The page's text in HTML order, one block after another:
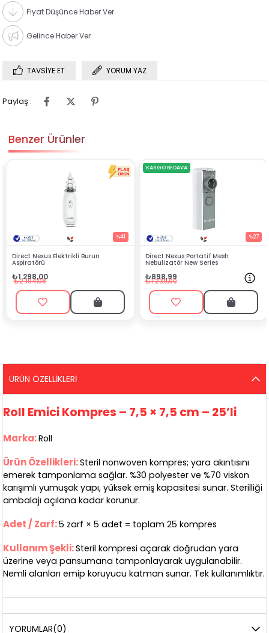
Fiyat Düşünce Haber Ver
Gelince Haber Ver
TAVSIYE ET YORUM YAZ
Paylaş :
Benzer Ürünler
%41 %27
Direct Nexus Portatif Mesh
₺898,99
₺1.239,00
Direct Nexus Portatif Mesh
Nebulizatör Yedek İlaç
ÜRÜN ÖZELLIKLERI
Roll Emici Kompres – 7,5 × 7,5 cm – 25’li
Marka:Roll
Ürün Özellikleri:Steril nonwoven kompres; yara akıntısını
emerek tamponlama sağlar. %30 polyester ve %70 viskon
karışımlı yumuşak yapı, yüksek emiş kapasitesi sunar. Sterilliği
ambalajı açılana kadar korunur.
Adet / Zarf:5 zarf × 5 adet = toplam 25 kompres
Kullanım Şekli:Steril kompresi açarak doğrudan yara
üzerine veya pansumana tamponlayarak uygulanabilir.
Nemli alanları emip koruyucu katman sunar. Tek kullanımlıktır.
YORUMLAR(0)